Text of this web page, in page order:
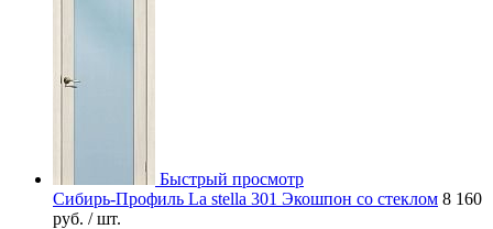
Быстрый просмотр
Сибирь-Профиль La stella 301 Экошпон со стеклом 8 160
руб. / шт.